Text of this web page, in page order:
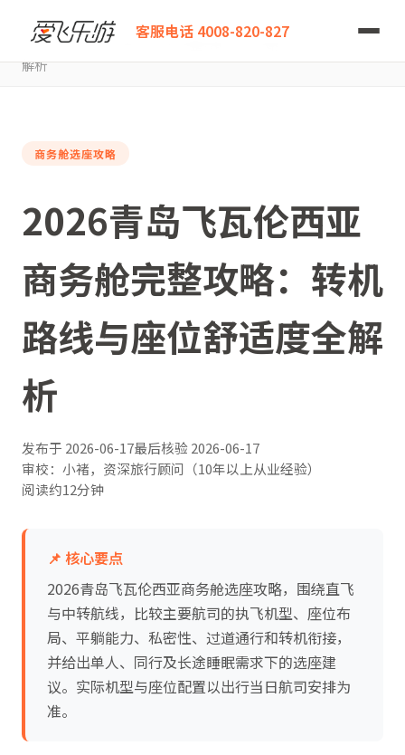
客服电话 4008-820-827
爱飞乐游
2026青岛飞瓦伦西亚商务舱完整攻略：转机路线与座位舒适度全
解析
商务舱选座攻略
2026青岛飞瓦伦西亚
商务舱完整攻略：转机
路线与座位舒适度全解
析
发布于 2026-06-17最后核验2026-06-17
审校：小褚，资深旅行顾问（10年以上从业经验）
阅读约12分钟
📌 核心要点
2026青岛飞瓦伦西亚商务舱选座攻略，围绕直飞
与中转航线，比较主要航司的执飞机型、座位布
局、平躺能力、私密性、过道通行和转机衔接，
并给出单人、同行及长途睡眠需求下的选座建
议。实际机型与座位配置以出行当日航司安排为
准。